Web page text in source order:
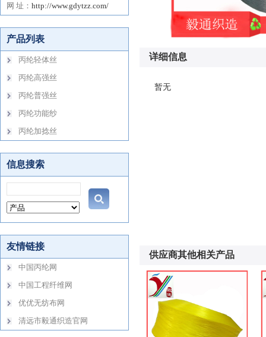
详细信息
暂无
供应商其他相关产品